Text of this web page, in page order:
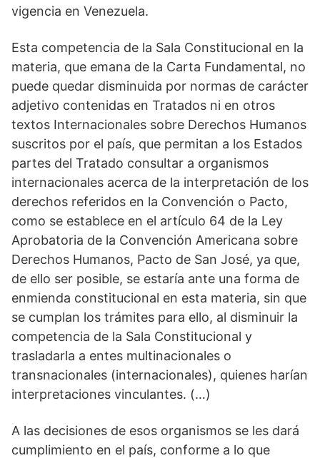
vigencia en Venezuela.
Esta competencia de la Sala Constitucional en la
materia, que emana de la Carta Fundamental, no
puede quedar disminuida por normas de carácter
adjetivo contenidas en Tratados ni en otros
textos Internacionales sobre Derechos Humanos
suscritos por el país, que permitan a los Estados
partes del Tratado consultar a organismos
internacionales acerca de la interpretación de los
derechos referidos en la Convención o Pacto,
como se establece en el artículo 64 de la Ley
Aprobatoria de la Convención Americana sobre
Derechos Humanos, Pacto de San José, ya que,
de ello ser posible, se estaría ante una forma de
enmienda constitucional en esta materia, sin que
se cumplan los trámites para ello, al disminuir la
competencia de la Sala Constitucional y
trasladarla a entes multinacionales o
transnacionales (internacionales), quienes harían
interpretaciones vinculantes. (…)
A las decisiones de esos organismos se les dará
cumplimiento en el país, conforme a lo que